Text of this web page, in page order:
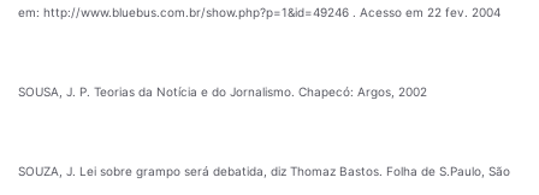
em: http://www.bluebus.com.br/show.php?p=1&id=49246 . Acesso em 22 fev. 2004
SOUSA, J. P. Teorias da Notícia e do Jornalismo. Chapecó: Argos, 2002
SOUZA, J. Lei sobre grampo será debatida, diz Thomaz Bastos. Folha de S.Paulo, São